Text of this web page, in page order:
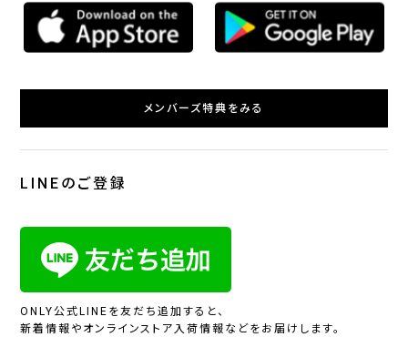
メンバーズ特典をみる
LINEのご登録
ONLY公式LINEを友だち追加すると、
新着情報やオンラインストア入荷情報などをお届けします。